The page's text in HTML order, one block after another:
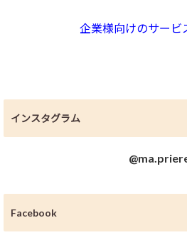
企業様向けのサービ
インスタグラム
Facebook